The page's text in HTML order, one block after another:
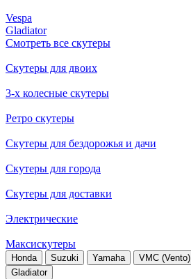
Vespa
Gladiator
Смотреть все скутеры
Скутеры для двоих
3-х колесные скутеры
Ретро скутеры
Скутеры для бездорожья и дачи
Скутеры для города
Скутеры для доставки
Электрические
Максискутеры
Honda Suzuki Yamaha VMC (Vento)
Gladiator